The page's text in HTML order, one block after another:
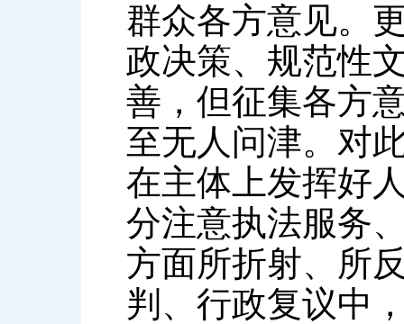
群众各方意见。
政决策、规范性
善，但征集各方
至无人问津。对
在主体上发挥好
分注意执法服务
方面所折射、所
判、行政复议中